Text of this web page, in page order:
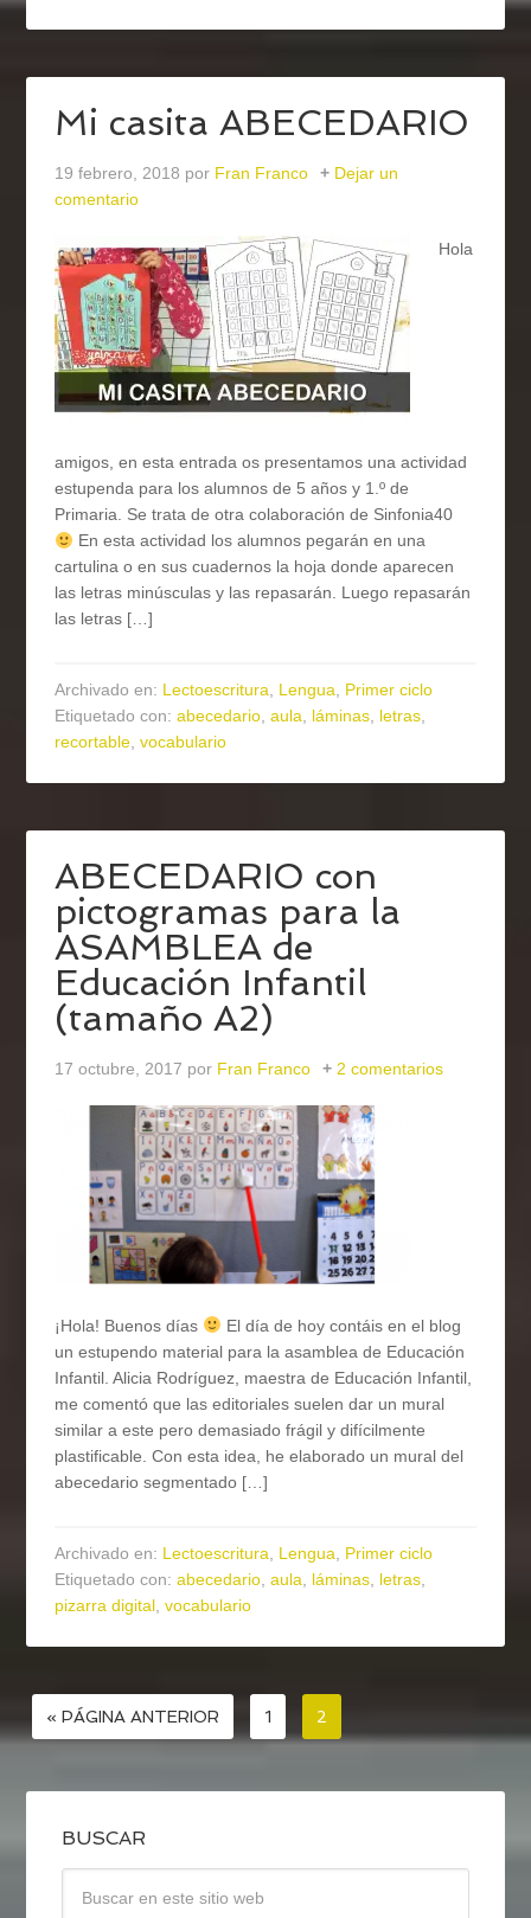
Mi casita ABECEDARIO
19 febrero, 2018 por Fran Franco
Dejar un
comentario
Hola
amigos, en esta entrada os presentamos una actividad
estupenda para los alumnos de 5 años y 1.º de
Primaria. Se trata de otra colaboración de Sinfonia40
En esta actividad los alumnos pegarán en una
cartulina o en sus cuadernos la hoja donde aparecen
las letras minúsculas y las repasarán. Luego repasarán
las letras […]
Archivado en: Lectoescritura, Lengua, Primer ciclo
Etiquetado con:abecedario,aula, láminas, letras,
recortable,vocabulario
ABECEDARIO con
pictogramas para la
ASAMBLEA de
Educación Infantil
(tamaño A2)
17 octubre, 2017 por Fran Franco 2 comentarios
¡Hola! Buenos días
El día de hoy contáis en el blog
un estupendo material para la asamblea de Educación
Infantil. Alicia Rodríguez, maestra de Educación Infantil,
me comentó que las editoriales suelen dar un mural
similar a este pero demasiado frágil y difícilmente
plastificable. Con esta idea, he elaborado un mural del
abecedario segmentado […]
Archivado en: Lectoescritura Lengua
Primer ciclo
Etiquetado con:abecedario ,aula láminas letras
pizarra digital ,vocabulario
« PÁGINA ANTERIOR 1 2
BUSCAR